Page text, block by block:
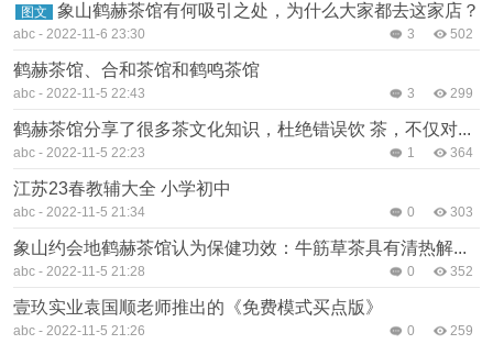
图文 象山鹤赫茶馆有何吸引之处，为什么大家都去这家店？
abc - 2022-11-6 23:30 502
3
鹤赫茶馆、合和茶馆和鹤鸣茶馆
abc - 2022-11-5 22:43 299
3
鹤赫茶馆分享了很多茶文化知识，杜绝错误饮 茶，不仅对...
abc - 2022-11-5 22:23 364
1
江苏23春教辅大全 小学初中
abc - 2022-11-5 21:34 303
0
象山约会地鹤赫茶馆认为保健功效：牛筋草茶具有清热解...
abc - 2022-11-5 21:28 352
0
壹玖实业袁国顺老师推出的《免费模式买点版》
abc - 2022-11-5 21:26 259
0